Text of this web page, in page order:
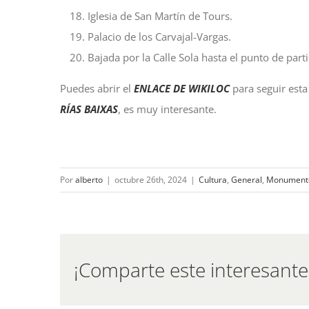
Iglesia de San Martín de Tours.
Palacio de los Carvajal-Vargas.
Bajada por la Calle Sola hasta el punto de
Puedes abrir el ENLACE DE WIKILOCpara seguir
RÍAS BAIXAS, es muy interesante.
Poralberto | octubre 26th, 2024 | Cultura, General,
¡Comparte este